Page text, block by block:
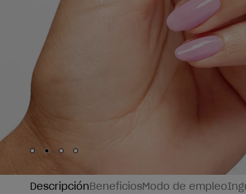
Skip to slide
Skip to slide
Skip to slide
Skip to slide
DescripciónBeneficiosModo de empleo